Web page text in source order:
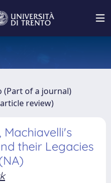
(Part of a journal)
review)
Machiavelli's
their Legacies